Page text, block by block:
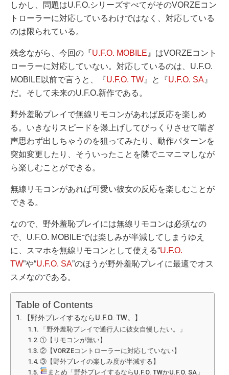
しかし、問題はU.F.O.シリーズすべてがそのVORZEコン
トローラーに対応しているわけではなく、対応している
のは限られている。
残念ながら、今回の『 U.F.O. MOBILE』はVORZEコント
ローラーに対応していない。対応しているのは、U.F.O.
MOBILE以前で言うと、『 U.F.O. TW』と『 U.F.O. SA』
だ。そして未来のU.F.O.新作である。
野外羞恥プレイで無線リモコンがあれば反応を楽しめ
る。いきなりスピードを瀑上げしてびっくりさせて喘ぎ
声思わず出しちゃうのを狙ってみたり、動作パターンを
突如変更したり、そういったことを隣でニマニマしなが
ら楽しむことができる。
無線リモコンがあれば可愛い彼女の反応を楽しむことが
できる。
なので、野外羞恥プレイには無線リモコンは必須なの
で、U.F.O. MOBILEでは楽しみが半減してしまうゆえ
に、スマホを無線リモコンとして使える“U.F.O.
TW”や“U.F.O. SA”のほうが野外羞恥プレイに最適でオス
スメなのである。
Table of Contents
【野外プレイするならU.F.O. TW。】
「野外羞恥プレイで通行人に彼女自慢したい。」
①【リモコンが無い】
②【VORZEコントローラーに対応していない】
③【野外プレイの楽しみ度が半減する】
まとめ「野外プレイするならU.F.O. TWかU.F.O. SA」